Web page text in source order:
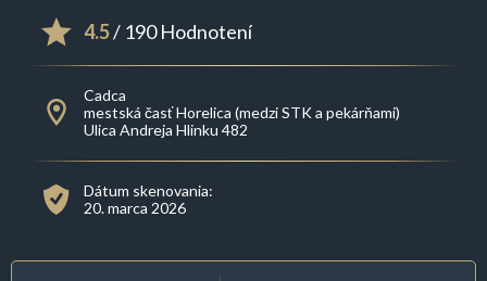
4.5/ 190 Hodnotení
Cadca
mestská časť Horelica (medzi STK a pekárňami)
Ulica Andreja Hlinku 482
Dátum skenovania:
20. marca 2026